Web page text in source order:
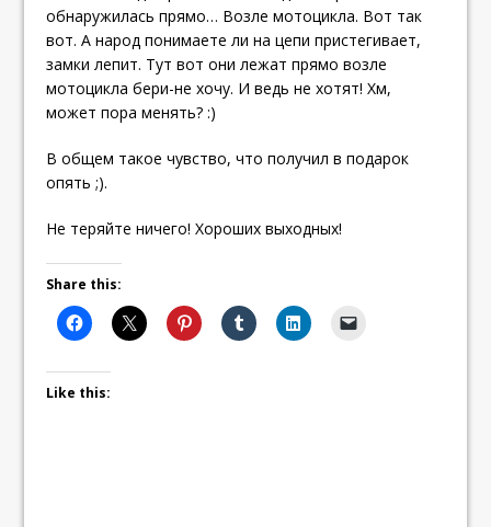
обнаружилась прямо… Возле мотоцикла. Вот так
вот. А народ понимаете ли на цепи пристегивает,
замки лепит. Тут вот они лежат прямо возле
мотоцикла бери-не хочу. И ведь не хотят! Хм,
может пора менять? :)
В общем такое чувство, что получил в подарок
опять ;).
Не теряйте ничего! Хороших выходных!
Share this:
Like this: